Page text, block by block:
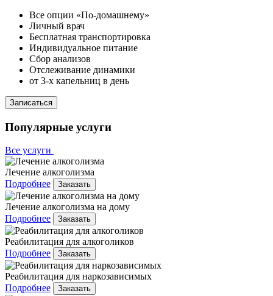
Все опции «По-домашнему»
Личный врач
Бесплатная транспортировка
Индивидуальное питание
Сбор анализов
Отслеживание динамики
от 3-х капельниц в день
Записаться
Популярные услуги
Все услуги
Лечение алкоголизма
Подробнее
Заказать
Лечение алкоголизма на дому
Подробнее
Заказать
Реабилитация для алкоголиков
Подробнее
Заказать
Реабилитация для наркозависимых
Подробнее
Заказать